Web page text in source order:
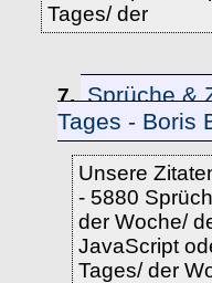
Tages/ der
7. Sprüche &
Tages - Boris
Unsere
- 5880
der Woche/
JavaScript
Tages/ der